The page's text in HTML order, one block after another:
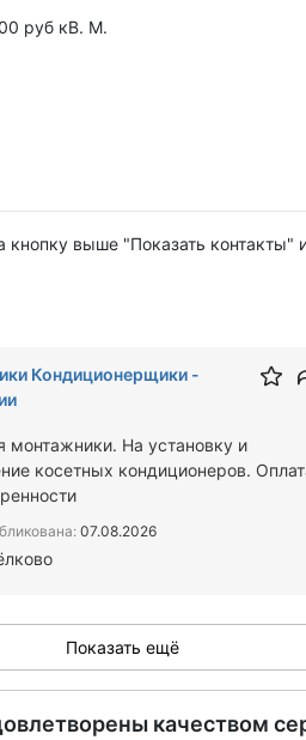
руб кВ. М.
кнопку выше "Показать контакты"
Кондиционерщики -
монтажники. На установку и
косетных кондиционеров.
07.08.2026
Показать ещё
качеством